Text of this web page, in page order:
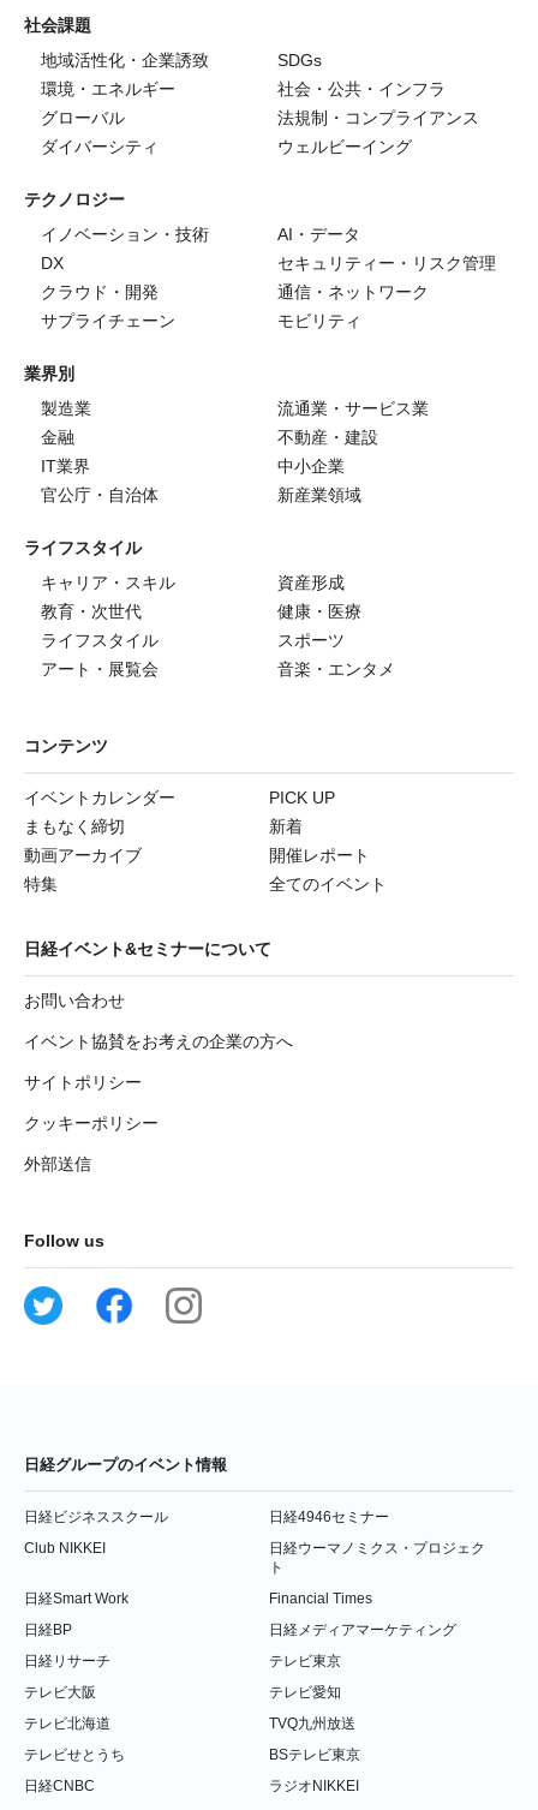
社会課題
地域活性化・企業誘致
SDGs
環境・エネルギー
社会・公共・インフラ
グローバル
法規制・コンプライアンス
ダイバーシティ
ウェルビーイング
テクノロジー
イノベーション・技術
AI・データ
DX
セキュリティー・リスク管理
クラウド・開発
通信・ネットワーク
サプライチェーン
モビリティ
業界別
製造業
流通業・サービス業
金融
不動産・建設
IT業界
中小企業
官公庁・自治体
新産業領域
ライフスタイル
キャリア・スキル
資産形成
教育・次世代
健康・医療
ライフスタイル
スポーツ
アート・展覧会
音楽・エンタメ
コンテンツ
イベントカレンダー
PICK UP
まもなく締切
新着
動画アーカイブ
開催レポート
特集
全てのイベント
日経イベント&セミナーについて
お問い合わせ
イベント協賛をお考えの企業の方へ
サイトポリシー
クッキーポリシー
外部送信
Follow us
日経グループのイベント情報
日経ビジネススクール
日経4946セミナー
Club NIKKEI
日経ウーマノミクス・プロジェク
ト
日経Smart Work
Financial Times
日経BP
日経メディアマーケティング
日経リサーチ
テレビ東京
テレビ大阪
テレビ愛知
テレビ北海道
TVQ九州放送
テレビせとうち
BSテレビ東京
日経CNBC
ラジオNIKKEI